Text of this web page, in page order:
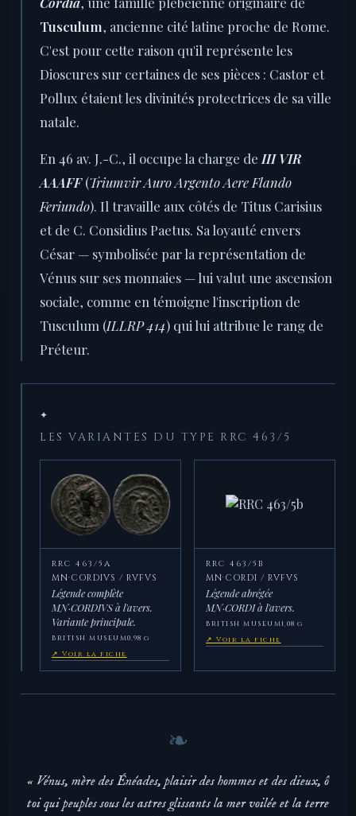
Tusculum, ancienne cité latine proche de Rome.
C'est pour cette raison qu'il représente les
Dioscures sur certaines de ses pièces : Castor et
Pollux étaient les divinités protectrices de sa ville
natale.
En 46 av. J.-C., il occupe la charge de III VIR
AAAFF(Triumvir Auro Argento Aere Flando
Feriundo). Il travaille aux côtés de Titus Carisius
et de C. Considius Paetus. Sa loyauté envers
César — symbolisée par la représentation de
Vénus sur ses monnaies — lui valut une ascension
sociale, comme en témoigne l'inscription de
Tusculum (ILLRP 414) qui lui attribue le rang de
Préteur.
✦
LES VARIANTES DU TYPE RRC 463/5
RRC 463/5A
MN·CORDIVS / RVFVS
Légende complète
MN·CORDIVS à l'avers.
Variante principale.
BRITISH MUSEUM0,98 g
↗ Voir la fiche
RRC 463/5B
MN·CORDI / RVFVS
Légende abrégée
MN·CORDI à l'avers.
BRITISH MUSEUM1,08 g
↗ Voir la fiche
« Vénus, mère des Énéades, plaisir des hommes et des dieux, ô
toi qui peuples sous les astres glissants la mer voilée et la terre